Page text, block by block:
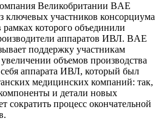
Великобритании BAE
ключевых участников консорциума
которого объединили
аппаратов ИВЛ. BAE
поддержку участникам
объемов производства
аппарата ИВЛ, который был
медицинских компаний: так,
и детали новых
сократить процесс окончательной